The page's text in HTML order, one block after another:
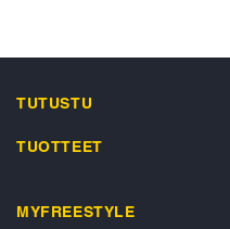
TUTUSTU
TUOTTEET
MYFREESTYLE